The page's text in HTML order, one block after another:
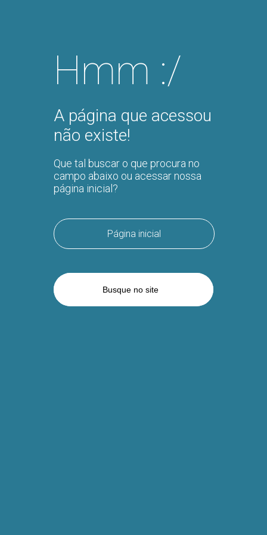
Hmm :/
A página que acessou
não existe!
Que tal buscar o que procura no
campo abaixo ou acessar nossa
página inicial?
Página inicial